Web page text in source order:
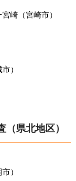
崎（宮崎市）
）
（県北地区）
）